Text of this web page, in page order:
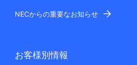
NECからの重要なお知らせ
お客様別情報